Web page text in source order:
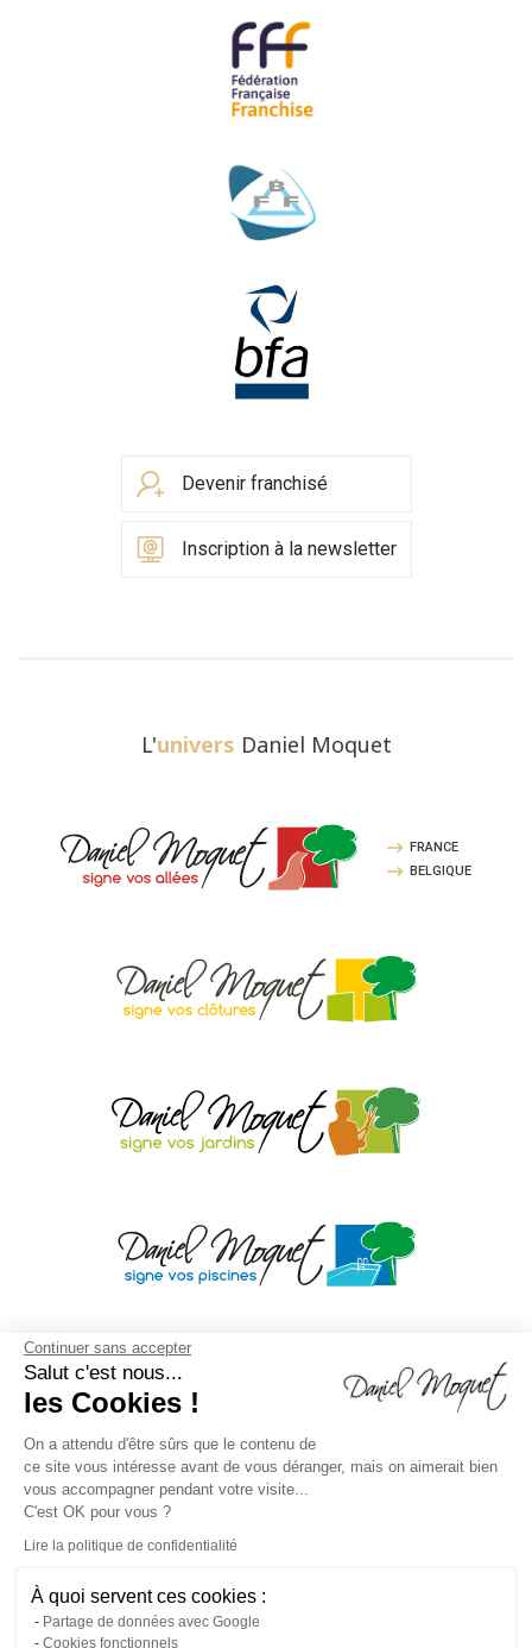
Continuer sans accepter
Salut c'est nous...
les Cookies !
On a attendu d'être sûrs que le contenu de
ce site vous intéresse avant de vous déranger, mais on aimerait bien
vous accompagner pendant votre visite...
C'est OK pour vous ?
Lire la politique de confidentialité
À quoi servent ces cookies :
Partage de données avec Google
Cookies fonctionnels
Devenir franchisé
Inscription à la newsletter
L'univers Daniel Moquet
FRANCE
BELGIQUE
Mentions légales Droit à l'oubli